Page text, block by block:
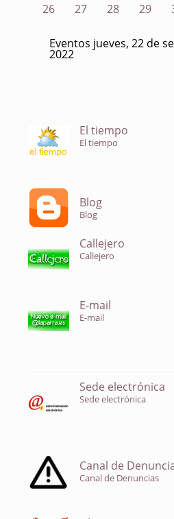
26
27 28 29
Eventos jueves, 22 de
2022
El tiempo
El tiempo
Blog
Blog
Callejero
Callejero
E-mail
E-mail
Sede electrónica
Sede electrónica
Canal de
Canal de Denuncias